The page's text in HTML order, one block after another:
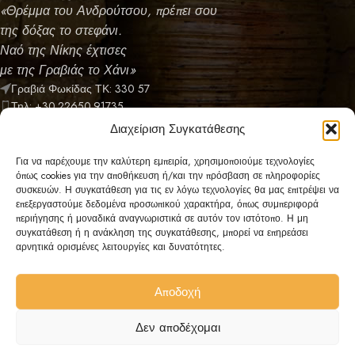
Διαχείριση Συγκατάθεσης
Για να παρέχουμε την καλύτερη εμπειρία, χρησιμοποιούμε τεχνολογίες
όπως cookies για την αποθήκευση ή/και την πρόσβαση σε πληροφορίες
συσκευών. Η συγκατάθεση για τις εν λόγω τεχνολογίες θα μας επιτρέψει να
επεξεργαστούμε δεδομένα προσωπικού χαρακτήρα, όπως συμπεριφορά
περιήγησης ή μοναδικά αναγνωριστικά σε αυτόν τον ιστότοπο. Η μη
συγκατάθεση ή η ανάκληση της συγκατάθεσης, μπορεί να επηρεάσει
αρνητικά ορισμένες λειτουργίες και δυνατότητες.
Αποδοχή
Δεν αποδέχομαι
«Θρέμμα του Ανδρούτσου, πρέπει σου
της δόξας το στεφάνι.
Ναό της Νίκης έχτισες
με της Γραβιάς το Χάνι»
Γραβιά Φωκίδας ΤΚ: 330 57
Τηλ: +30.22650.91735
Email: info@chanigravias.com
ΝΕΟΤΕΡΑ ΑΡΘΡΑ
ΚΑΤΗΓΟΡΙΕΣ
ΠΟΛΙΤΙΚΕΣ
ΜΕΝΟΥ
Copyright © 2025 Το Χάνι της Γραβιάς | Designed byOWS